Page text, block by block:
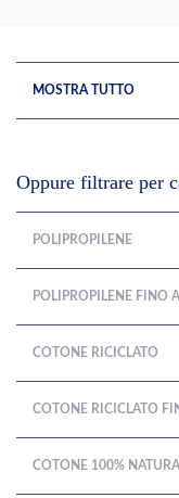
MOSTRA TUTTO
Oppure filtrare per
POLIPROPILENE
POLIPROPILENE FINO
COTONE RICICLATO
COTONE RICICLATO
COTONE 100%